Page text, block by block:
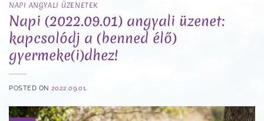
NAPI ANGYALI ÜZENETEK
Napi (2022.09.01) angyali üzenet:
kapcsolódj a (benned élő)
gyermeke(i)dhez!
POSTED ON 2022.09.01.